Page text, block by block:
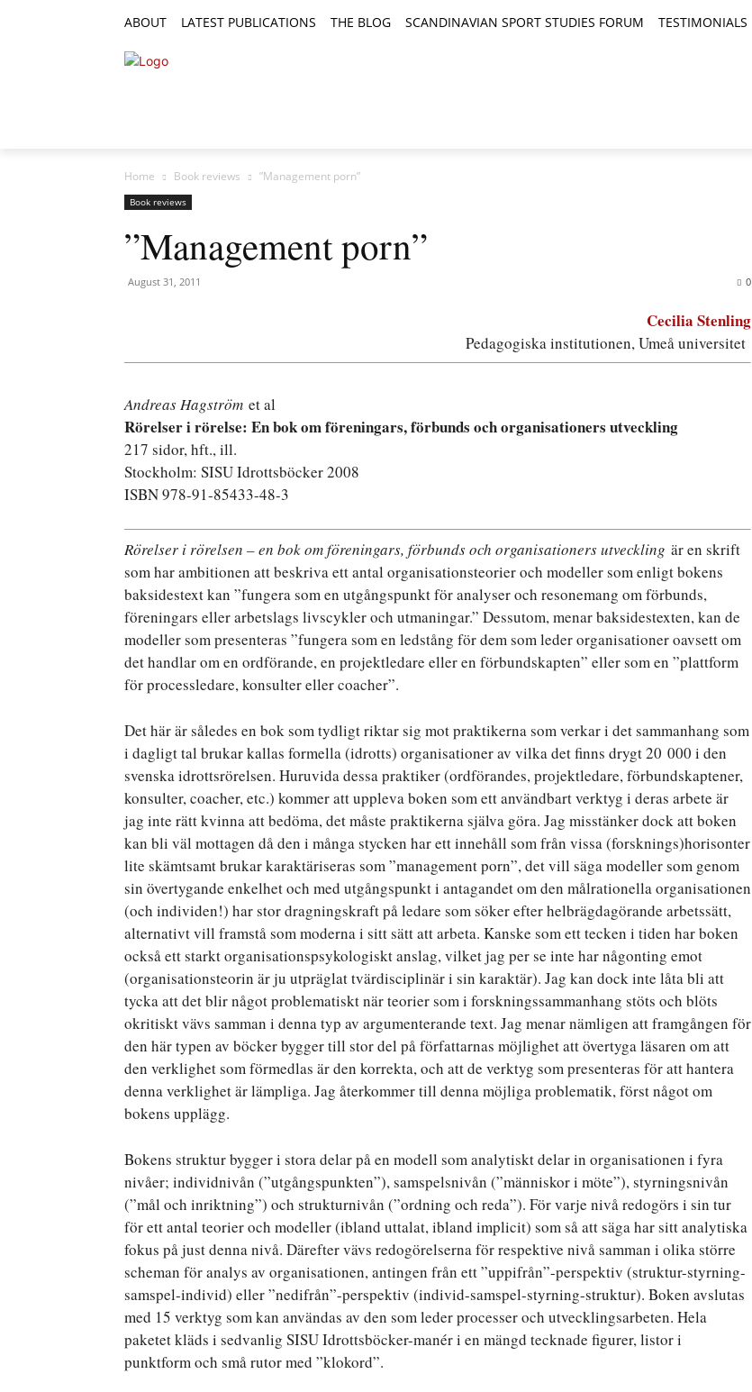
ABOUT LATEST PUBLICATIONS THE BLOG SCANDINAVIAN SPORT STUDIES FORUM TESTIMONIALS
Home Book reviews ”Management porn”
Book reviews
”Management porn”
August 31, 2011 0
Cecilia Stenling
Pedagogiska institutionen, Umeå universitet
Andreas Hagström et al
Rörelser i rörelse: En bok om föreningars, förbunds och organisationers utveckling
217 sidor, hft., ill.
Stockholm: SISU Idrottsböcker 2008
ISBN 978-91-85433-48-3
Rörelser i rörelsen – en bok om föreningars, förbunds och organisationers utveckling är en skrift
som har ambitionen att beskriva ett antal organisationsteorier och modeller som enligt bokens
baksidestext kan ”fungera som en utgångspunkt för analyser och resonemang om förbunds,
föreningars eller arbetslags livscykler och utmaningar.” Dessutom, menar baksidestexten, kan de
modeller som presenteras ”fungera som en ledstång för dem som leder organisationer oavsett om
det handlar om en ordförande, en projektledare eller en förbundskapten” eller som en ”plattform
för processledare, konsulter eller coacher”.
Det här är således en bok som tydligt riktar sig mot praktikerna som verkar i det sammanhang som
i dagligt tal brukar kallas formella (idrotts) organisationer av vilka det finns drygt 20 000 i den
svenska idrottsrörelsen. Huruvida dessa praktiker (ordförandes, projektledare, förbundskaptener,
konsulter, coacher, etc.) kommer att uppleva boken som ett användbart verktyg i deras arbete är
jag inte rätt kvinna att bedöma, det måste praktikerna själva göra. Jag misstänker dock att boken
kan bli väl mottagen då den i många stycken har ett innehåll som från vissa (forsknings)horisonter
lite skämtsamt brukar karaktäriseras som ”management porn”, det vill säga modeller som genom
sin övertygande enkelhet och med utgångspunkt i antagandet om den målrationella organisationen
(och individen!) har stor dragningskraft på ledare som söker efter helbrägdagörande arbetssätt,
alternativt vill framstå som moderna i sitt sätt att arbeta. Kanske som ett tecken i tiden har boken
också ett starkt organisationspsykologiskt anslag, vilket jag per se inte har någonting emot
(organisationsteorin är ju utpräglat tvärdisciplinär i sin karaktär). Jag kan dock inte låta bli att
tycka att det blir något problematiskt när teorier som i forskningssammanhang stöts och blöts
okritiskt vävs samman i denna typ av argumenterande text. Jag menar nämligen att framgången för
den här typen av böcker bygger till stor del på författarnas möjlighet att övertyga läsaren om att
den verklighet som förmedlas är den korrekta, och att de verktyg som presenteras för att hantera
denna verklighet är lämpliga. Jag återkommer till denna möjliga problematik, först något om
bokens upplägg.
Bokens struktur bygger i stora delar på en modell som analytiskt delar in organisationen i fyra
nivåer; individnivån (”utgångspunkten”), samspelsnivån (”människor i möte”), styrningsnivån
(”mål och inriktning”) och strukturnivån (”ordning och reda”). För varje nivå redogörs i sin tur
för ett antal teorier och modeller (ibland uttalat, ibland implicit) som så att säga har sitt analytiska
fokus på just denna nivå. Därefter vävs redogörelserna för respektive nivå samman i olika större
scheman för analys av organisationen, antingen från ett ”uppifrån”-perspektiv (struktur-styrning-
samspel-individ) eller ”nedifrån”-perspektiv (individ-samspel-styrning-struktur). Boken avslutas
med 15 verktyg som kan användas av den som leder processer och utvecklingsarbeten. Hela
paketet kläds i sedvanlig SISU Idrottsböcker-manér i en mängd tecknade figurer, listor i
punktform och små rutor med ”klokord”.